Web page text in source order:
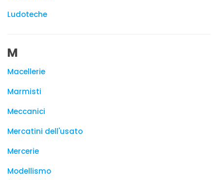
Ludoteche
M
Macellerie
Marmisti
Meccanici
Mercatini dell'usato
Mercerie
Modellismo